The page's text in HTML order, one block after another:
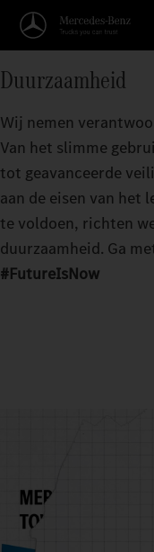
Duurzaamheid
Wij nemen
Van het slimme
tot geavanceerde
aan de eisen van het
te voldoen, richten
duurzaamheid. Ga
#FutureIsNow